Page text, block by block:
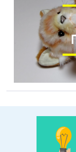
break;
case
Serial.
break;
case
Serial.
break;
case
Serial
break;